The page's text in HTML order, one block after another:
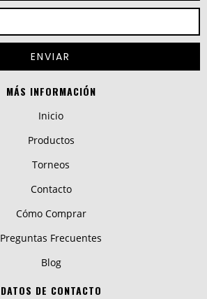
MÁS INFORMACIÓN
Inicio
Productos
Torneos
Contacto
Cómo Comprar
Preguntas Frecuentes
Blog
DATOS DE CONTACTO